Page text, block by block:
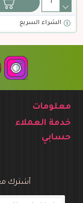
الشراء السريع
معلومات
خدمة العملاء
حسابي
أشترك